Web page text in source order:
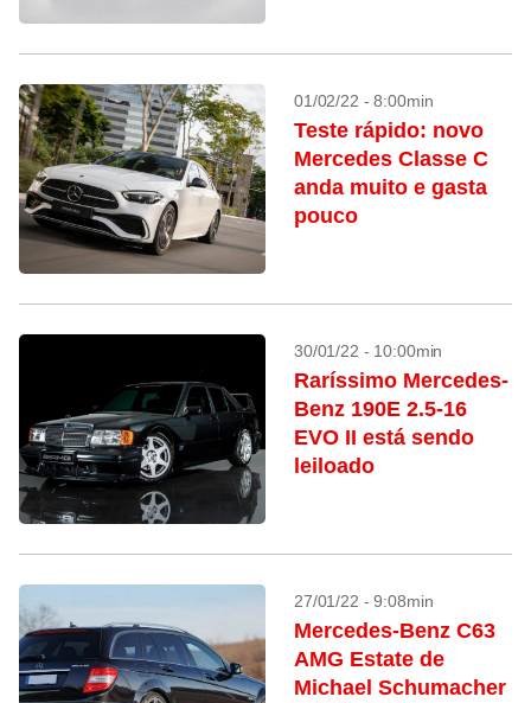
01/02/22 - 8:00min
Teste rápido: novo
Mercedes Classe C
anda muito e gasta
pouco
30/01/22 - 10:00min
Raríssimo Mercedes-
Benz 190E 2.5-16
EVO II está sendo
leiloado
27/01/22 - 9:08min
Mercedes-Benz C63
AMG Estate de
Michael Schumacher